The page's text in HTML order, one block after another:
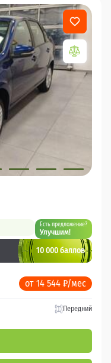
Есть предложение?
Улучшим!
10 000 баллов
от 14 544 ₽/мес
Передний